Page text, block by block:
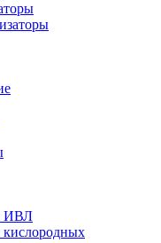
ИВЛ
кислородных